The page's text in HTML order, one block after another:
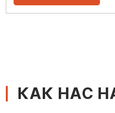
КАК НАС